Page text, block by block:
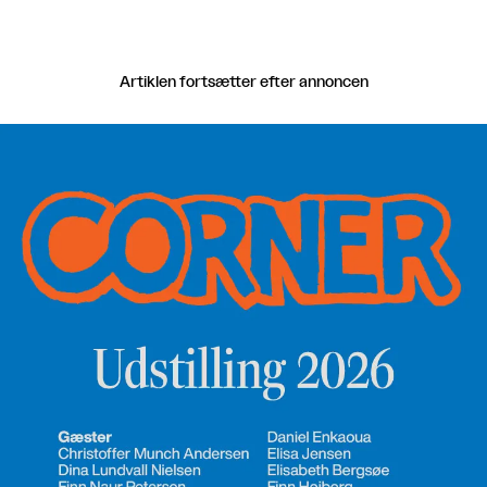
Artiklen fortsætter efter annoncen